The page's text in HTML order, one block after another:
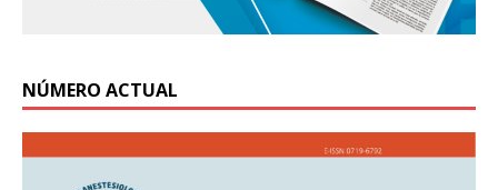
NÚMERO ACTUAL